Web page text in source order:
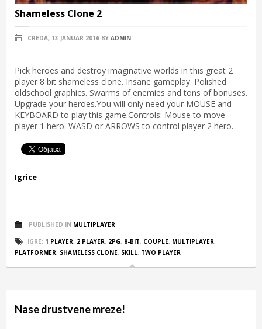
Shameless Clone 2
CREDA, 13 JANUAR 2016 BY ADMIN
Pick heroes and destroy imaginative worlds in this great 2
player 8 bit shameless clone. Insane gameplay. Polished
oldschool graphics. Swarms of enemies and tons of bonuses.
Upgrade your heroes.You will only need your MOUSE and
KEYBOARD to play this game.Controls: Mouse to move
player 1 hero. WASD or ARROWS to control player 2 hero.
Igrice
PUBLISHED IN MULTIPLAYER
IGRE: 1 PLAYER, 2 PLAYER, 2PG, 8-BIT, COUPLE, MULTIPLAYER,
PLATFORMER, SHAMELESS CLONE, SKILL, TWO PLAYER
Nase drustvene mreze!